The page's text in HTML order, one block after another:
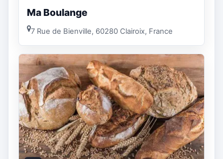
Ma Boulange
7 Rue de Bienville, 60280 Clairoix, France